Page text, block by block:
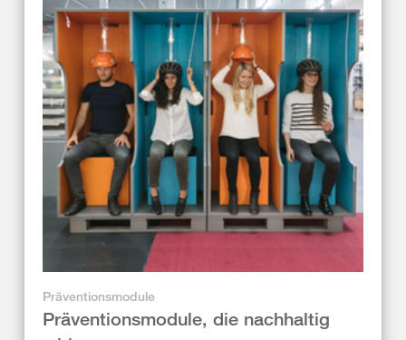
Präventionsmodule
Präventionsmodule, die nachhaltig